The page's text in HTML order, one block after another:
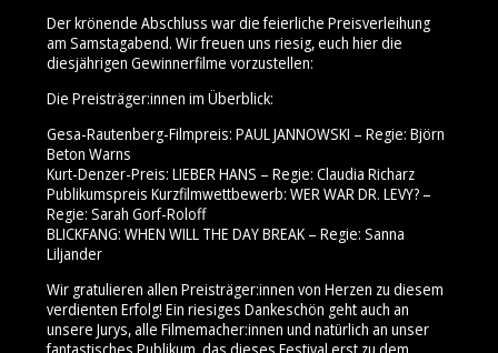
Der krönende Abschluss war die feierliche Preisverleihung
am Samstagabend. Wir freuen uns riesig, euch hier die
diesjährigen Gewinnerfilme vorzustellen:
Die Preisträger:innen im Überblick:
Gesa-Rautenberg-Filmpreis: PAUL JANNOWSKI – Regie: Björn
Beton Warns
Kurt-Denzer-Preis: LIEBER HANS – Regie: Claudia Richarz
Publikumspreis Kurzfilmwettbewerb: WER WAR DR. LEVY? –
Regie: Sarah Gorf-Roloff
BLICKFANG: WHEN WILL THE DAY BREAK – Regie: Sanna
Liljander
Wir gratulieren allen Preisträger:innen von Herzen zu diesem
verdienten Erfolg! Ein riesiges Dankeschön geht auch an
unsere Jurys, alle Filmemacher:innen und natürlich an unser